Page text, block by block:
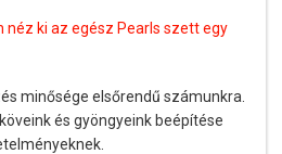
néz ki az egész Pearls szett egy
minősége elsőrendű számunkra.
és gyöngyeink beépítése